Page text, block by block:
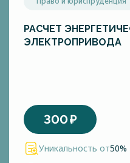
РАСЧЕТ
ЭЛЕКТРОПРИВОДА
300₽
Уникальность от50%